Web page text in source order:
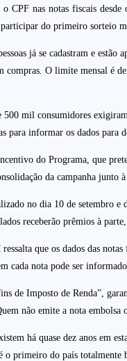
CPF nas notas fiscais
do primeiro sorteio
já se cadastram e
compras. O limite mensal é
mil consumidores
para informar os dados para
do Programa, que
da campanha junto
no dia 10 de setembro
receberão prêmios à
que os dados das
cada nota pode ser
de Imposto de Renda”,
não emite a nota embolsa
há quase dez anos em
o primeiro do país totalmente